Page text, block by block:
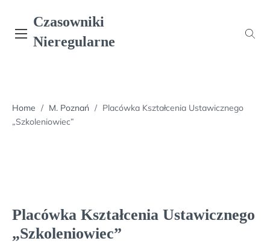
content
Czasowniki
Nieregularne
Home / M. Poznań / Placówka Kształcenia Ustawicznego
„Szkoleniowiec”
Placówka Kształcenia Ustawicznego
„Szkoleniowiec”